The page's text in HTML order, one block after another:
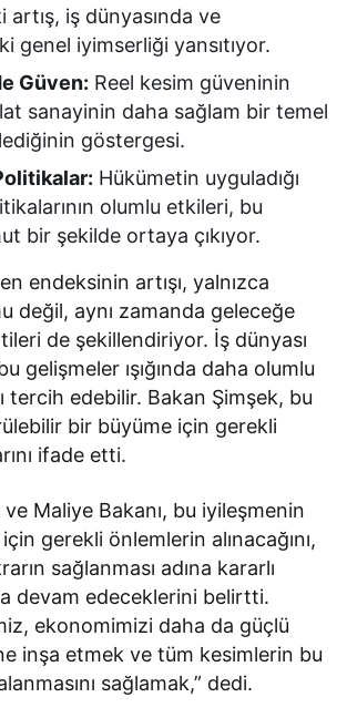
artış, iş dünyasında ve
genel iyimserliği yansıtıyor.
Güven: Reel kesim güveninin
sanayinin daha sağlam bir temel
göstergesi.
Hükümetin uyguladığı
olumlu etkileri, bu
bir şekilde ortaya çıkıyor.
endeksinin artışı, yalnızca
değil, aynı zamanda geleceğe
de şekillendiriyor. İş dünyası
gelişmeler ışığında daha olumlu
tercih edebilir. Bakan Şimşek, bu
bir büyüme için gerekli
ifade etti.
ve Maliye Bakanı, bu iyileşmenin
gerekli önlemlerin alınacağını,
sağlanması adına kararlı
devam edeceklerini belirtti.
ekonomimizi daha da güçlü
inşa etmek ve tüm kesimlerin bu
sağlamak,” dedi.